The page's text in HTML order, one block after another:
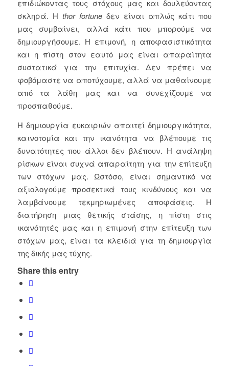
επιδιώκοντας τους στόχους μας και δουλεύοντας
σκληρά. Η thor fortuneδεν είναι απλώς κάτι που
μας συμβαίνει, αλλά κάτι που μπορούμε να
δημιουργήσουμε. Η επιμονή, η αποφασιστικότητα
και η πίστη στον εαυτό μας είναι απαραίτητα
συστατικά για την επιτυχία. Δεν πρέπει να
φοβόμαστε να αποτύχουμε, αλλά να μαθαίνουμε
από τα λάθη μας και να συνεχίζουμε να
προσπαθούμε.
Η δημιουργία ευκαιριών απαιτεί δημιουργικότητα,
καινοτομία και την ικανότητα να βλέπουμε τις
δυνατότητες που άλλοι δεν βλέπουν. Η ανάληψη
ρίσκων είναι συχνά απαραίτητη για την επίτευξη
των στόχων μας. Ωστόσο, είναι σημαντικό να
αξιολογούμε προσεκτικά τους κινδύνους και να
λαμβάνουμε τεκμηριωμένες αποφάσεις. Η
διατήρηση μιας θετικής στάσης, η πίστη στις
ικανότητές μας και η επιμονή στην επίτευξη των
στόχων μας, είναι τα κλειδιά για τη δημιουργία
της δικής μας τύχης.
Share this entry